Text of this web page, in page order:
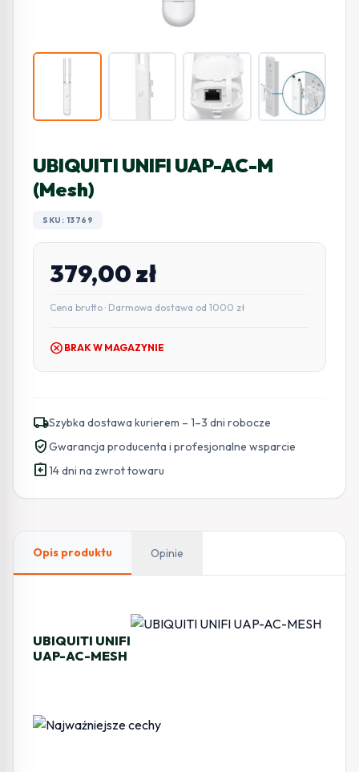
UBIQUITI UNIFI UAP-AC-M
(Mesh)
SKU: 13769
379,00zł
Cena brutto · Darmowa dostawa od 1000 zł
cancel BRAK W MAGAZYNIE
local_shippingSzybka dostawa kurierem – 1–3 dni robocze
verified_userGwarancja producenta i profesjonalne wsparcie
assignment_return14 dni na zwrot towaru
Opis produktu Opinie
UBIQUITI UNIFI
UAP-AC-MESH